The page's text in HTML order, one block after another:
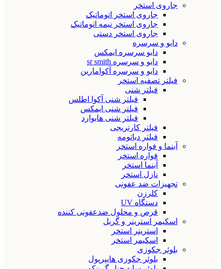
جاروی استخر
جاروی استخر اتوماتیک
جاروی استخر نیمه اتوماتیک
جاروی استخر دستی
دایو و سرسره
دایو سرسره ایمکس
دایو و سرسره sr smith
دایو و سرسره آکوامارین
فیلتر تصفیه استخر
فیلتر شنی
فیلتر شنی آکوا اطلس
فیلتر شنی ایمکس
فیلتر شنی هایوارد
فیلتر کارتریجی
فیلتر دیاتومه
آبنما و فواره استخر
فواره استخر
آبنما استخر
نازل استخر
تجهیزات ضد عفونی
کلرزن
دستگاه UV
قرص و محلول ضدعفونی کننده
اسکیمر استرینر و گریل
استرینر استخر
اسکیمر استخر
بلوئر جکوزی
بلوئر جکوزی هایپرپول